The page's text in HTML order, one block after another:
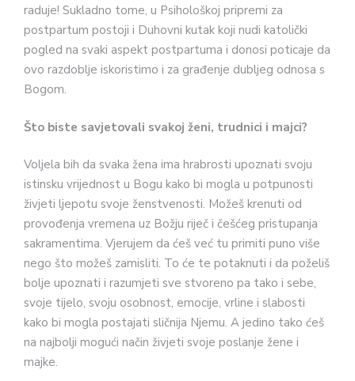
raduje! Sukladno tome, u Psihološkoj pripremi za
postpartum postoji i Duhovni kutak koji nudi katolički
pogled na svaki aspekt postpartuma i donosi poticaje da
ovo razdoblje iskoristimo i za građenje dubljeg odnosa s
Bogom.
Što biste savjetovali svakoj ženi, trudnici i majci?
Voljela bih da svaka žena ima hrabrosti upoznati svoju
istinsku vrijednost u Bogu kako bi mogla u potpunosti
živjeti ljepotu svoje ženstvenosti. Možeš krenuti od
provođenja vremena uz Božju riječ i češćeg pristupanja
sakramentima. Vjerujem da ćeš već tu primiti puno više
nego što možeš zamisliti. To će te potaknuti i da poželiš
bolje upoznati i razumjeti sve stvoreno pa tako i sebe,
svoje tijelo, svoju osobnost, emocije, vrline i slabosti
kako bi mogla postajati sličnija Njemu. A jedino tako ćeš
na najbolji mogući način živjeti svoje poslanje žene i
majke.